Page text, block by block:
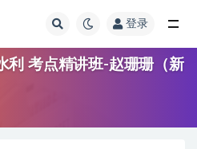
登录
利 考点精讲班-赵珊珊（新